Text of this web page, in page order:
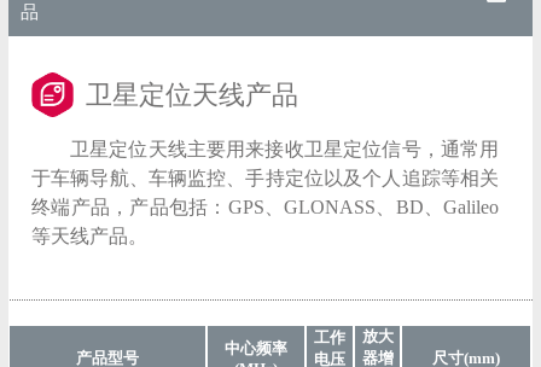
品
卫星定位天线产品
卫星定位天线主要用来接收卫星定位信号，通常用
于车辆导航、车辆监控、手持定位以及个人追踪等相关
终端产品，产品包括：GPS、GLONASS、BD、Galileo
等天线产品。
产品型号
中心频率
工作
电压
放大
器增
尺寸(mm)